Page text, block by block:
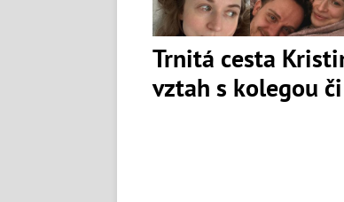
Trnitá cesta
vztah s kolegou